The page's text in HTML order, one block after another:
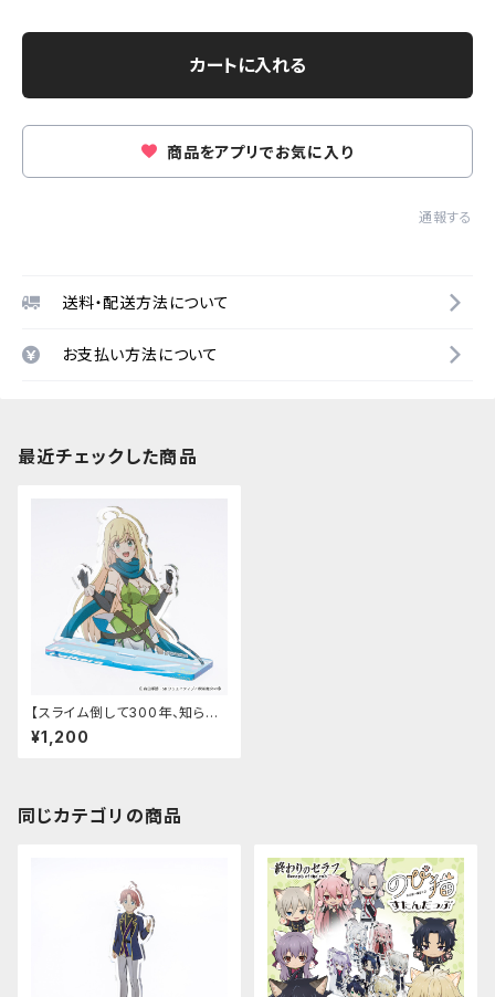
カートに入れる
商品をアプリでお気に入り
通報する
送料・配送方法について
お支払い方法について
最近チェックした商品
【スライム倒して300年、知らな
いうちにレベルMAXになってま
した ～そのに～】アクリルスタン
¥1,200
同じカテゴリの商品